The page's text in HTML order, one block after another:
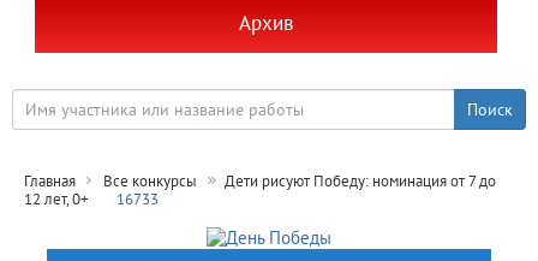
Архив
Главная Все конкурсы
Дети рисуют Победу: номинация от 7 до
12 лет, 0+
16733